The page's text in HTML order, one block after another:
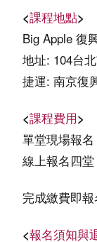
<課程地點>
Big Apple 復
地址: 104台
捷運: 南京復
<課程費用>
單堂現場報名
線上報名四
完成繳費即
<報名須知與